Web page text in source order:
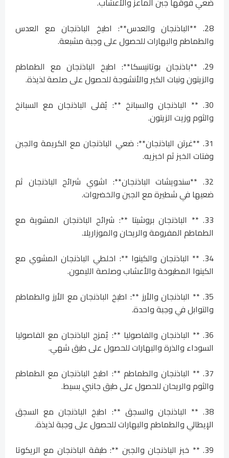
28. **الباذنجان والعدس**: اطبخ الباذنجان مع العدس
والطماطم والبهارات للحصول على وجبة مشبعة.
29. **باذنجان بوتانيسكا**: اطبخ الباذنجان مع الطماطم
والزيتون ونبات الكبر والأنشوجة للحصول على صلصة لذيذة.
30. ** الباذنجان والسبانخ **: يُقلى الباذنجان مع السبانخ
والثوم وزيت الزيتون.
31. **غرتن الباذنجان**: ضعي الباذنجان مع الكريمة والجبن
وفتات الخبز ثم اخبزيه.
32. **سندويشات الباذنجان**: اشوي شرائح الباذنجان ثم
ضعيها في شطيرة مع الجبن والخضروات.
33. ** الباذنجان بروشيتا **: شرائح الباذنجان المشوية مع
الطماطم المفرومة والريحان والموزاريلا.
34. ** الباذنجان والكينوا **: اخلطي الباذنجان المشوي مع
الكينوا المطبوخة والأعشاب وصلصة الليمون.
35. ** الباذنجان والأرز **: اطبخ الباذنجان مع الأرز والطماطم
والتوابل في وجبة واحدة.
36. ** الباذنجان والفاصوليا **: يُمزج الباذنجان مع الفاصوليا
السوداء والذرة والبهارات للحصول على طبق شهي.
37. ** الباذنجان والطماطم **: اطبخ الباذنجان مع الطماطم
والثوم والريحان للحصول على طبق جانبي بسيط.
38. ** الباذنجان والسجق **: اطبخ الباذنجان مع السجق
الإيطالي والطماطم والبهارات للحصول على وجبة لذيذة.
39. ** خبز الباذنجان والجبن **: طبقة الباذنجان مع الريكوتا